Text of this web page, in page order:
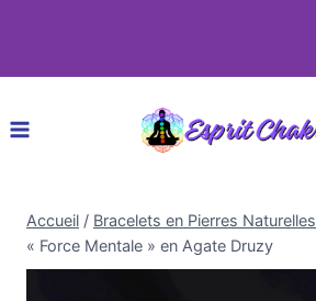
Accueil / Bracelets en Pierres Naturelles
« Force Mentale » en Agate Druzy